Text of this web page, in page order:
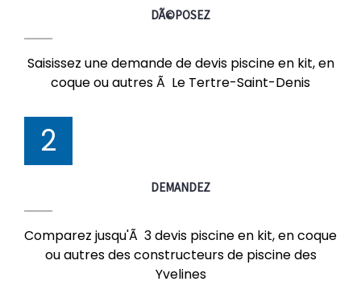
DÃ©POSEZ
Saisissez une demande de devis piscine en kit, en
coque ou autres Ã Le Tertre-Saint-Denis
2
DEMANDEZ
Comparez jusqu'Ã 3 devis piscine en kit, en coque
ou autres des constructeurs de piscine des
Yvelines